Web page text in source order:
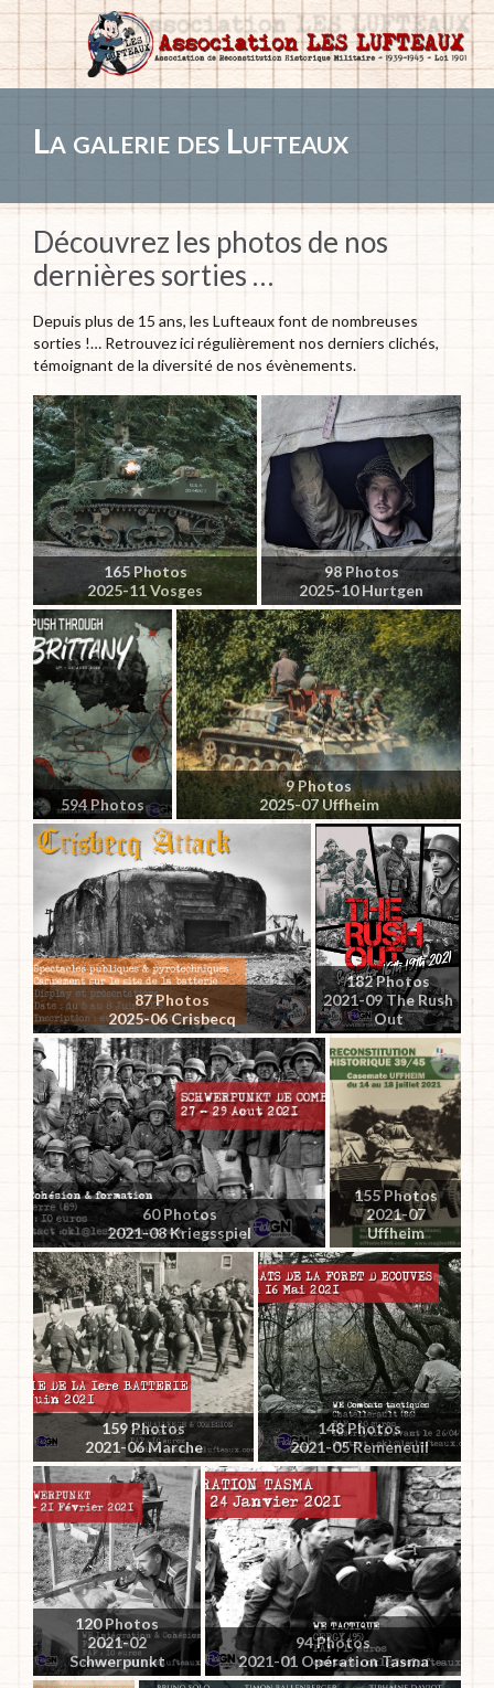
La galerie des Lufteaux
Découvrez les photos de nos
dernières sorties …
Depuis plus de 15 ans, les Lufteaux font de nombreuses
sorties !… Retrouvez ici régulièrement nos derniers clichés,
témoignant de la diversité de nos évènements.
165 Photos
2025-11 Vosges
98 Photos
2025-10 Hurtgen
594 Photos
9 Photos
2025-07 Uffheim
87 Photos
2025-06 Crisbecq
182 Photos
2021-09 The Rush
Out
60 Photos
2021-08 Kriegsspiel
155 Photos
2021-07
Uffheim
159 Photos
2021-06 Marche
148 Photos
2021-05 Remeneuil
120 Photos
2021-02
Schwerpunkt
94 Photos
2021-01 Opération Tasma